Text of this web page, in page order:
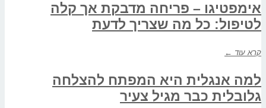
אימפטיגו – פריחה מדבקת אך קלה
לטיפול: כל מה שצריך לדעת
קרא עוד ←
למה אנגלית היא המפתח להצלחה
גלובלית כבר מגיל צעיר